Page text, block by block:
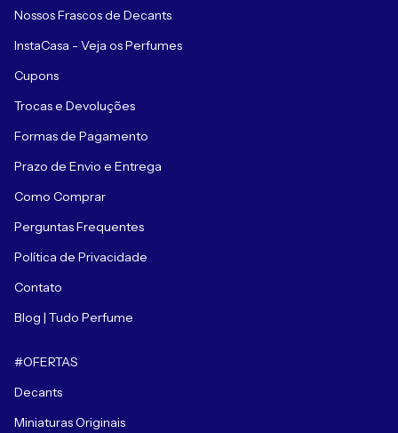
Nossos Frascos de Decants
InstaCasa - Veja os Perfumes
Cupons
Trocas e Devoluções
Formas de Pagamento
Prazo de Envio e Entrega
Como Comprar
Perguntas Frequentes
Política de Privacidade
Contato
Blog | Tudo Perfume
#OFERTAS
Decants
Miniaturas Originais